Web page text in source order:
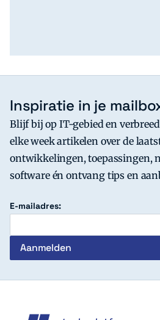
Inspiratie in je
Blijf bij op IT-gebied en
elke week artikelen over de
ontwikkelingen, toepassingen,
software én ontvang tips en
E-mailadres: